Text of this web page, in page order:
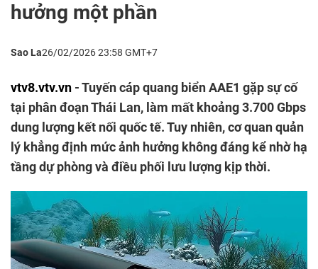
hưởng một phần
Sao La26/02/2026 23:58 GMT+7
vtv8.vtv.vn - Tuyến cáp quang biển AAE1 gặp sự cố
tại phân đoạn Thái Lan, làm mất khoảng 3.700 Gbps
dung lượng kết nối quốc tế. Tuy nhiên, cơ quan quản
lý khẳng định mức ảnh hưởng không đáng kể nhờ hạ
tầng dự phòng và điều phối lưu lượng kịp thời.